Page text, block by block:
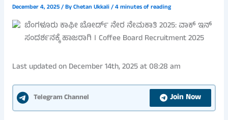
December 4, 2025/ ByChetan Ukkali/4 minutes of reading
Last updated on December 14th, 2025 at 08:28 am
Telegram Channel Join Now